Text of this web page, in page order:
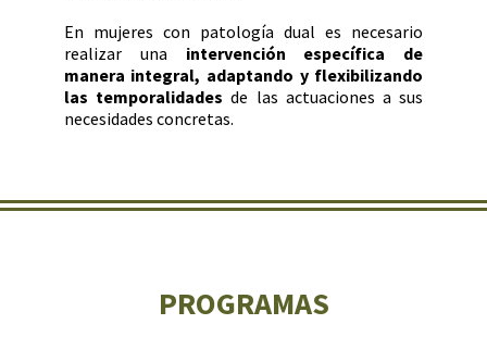
En mujeres con patología dual es necesario
realizar una intervención específica de
manera integral, adaptando y flexibilizando
las temporalidadesde las actuaciones a sus
necesidades concretas.
PROGRAMAS